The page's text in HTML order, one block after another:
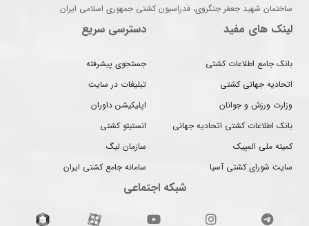
ساختمان شهید جعفر جنگروی، فدراسیون کشتی جمهوری اسلامی ایران
لینک های مفید
بانک جامع اطلاعات کشتی
اتحادیه جهانی کشتی
وزارت ورزش و جوانان
بانک اطلاعات کشتی اتحادیه جهانی
کمیته ملی المپیک
سایت شورای کشتی آسیا
دسترسی سریع
جستجوی پیشرفته
تبلیغات در سایت
اپلیکیشن داوران
انستیتو کشتی
سازمان لیگ
سامانه جامع کشتی ایران
شبکه اجتماعی